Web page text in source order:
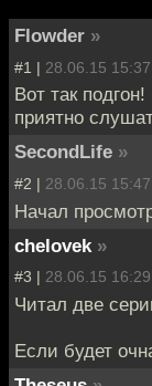
Flowder »
#1 | 28.06.15 15:37
Вот так
приятно
SecondLife »
#2 | 28.06.15 15:47
Начал
chelovek »
#3 | 28.06.15 16:29
Читал две
Если будет